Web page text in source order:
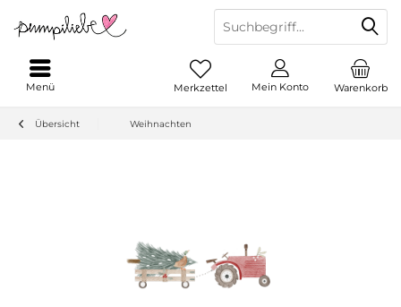
Warenkorb
Merkzettel Mein Konto
Menü
Übersicht Weihnachten